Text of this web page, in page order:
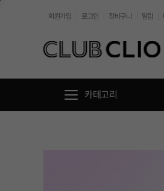
회원가입 로그인 장바구니 알림
카테고리